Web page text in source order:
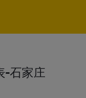
-石家庄